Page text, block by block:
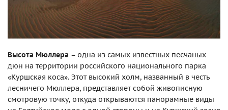
Высота Мюллера – одна из самых известных песчаных
дюн на территории российского национального парка
«Куршская коса». Этот высокий холм, названный в честь
лесничего Мюллера, представляет собой живописную
смотровую точку, откуда открываются панорамные виды